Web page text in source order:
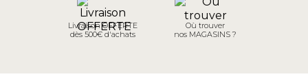
Livraison OFFERTE
dès 500€ d'achats
Où trouver
nos MAGASINS ?